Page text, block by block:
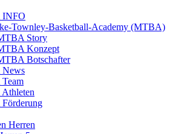
Townley-Basketball-Academy (MTBA)
Story
Konzept
Botschafter
Herren